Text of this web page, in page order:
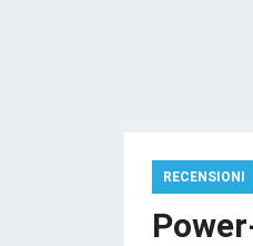
RECENSIONI